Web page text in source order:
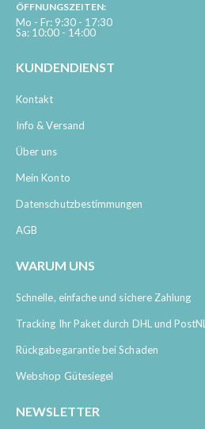
ÖFFNUNGSZEITEN:
Mo - Fr: 9:30 - 17:30
Sa: 10:00 - 14:00
KUNDENDIENST
Kontakt
Info & Versand
Über uns
Mein Konto
Datenschutzbestimmungen
AGB
WARUM UNS
Schnelle, einfache und sichere Zahlung
Tracking Ihr Paket durch DHL und PostNL
Rückgabegarantie bei Schaden
Webshop Gütesiegel
NEWSLETTER